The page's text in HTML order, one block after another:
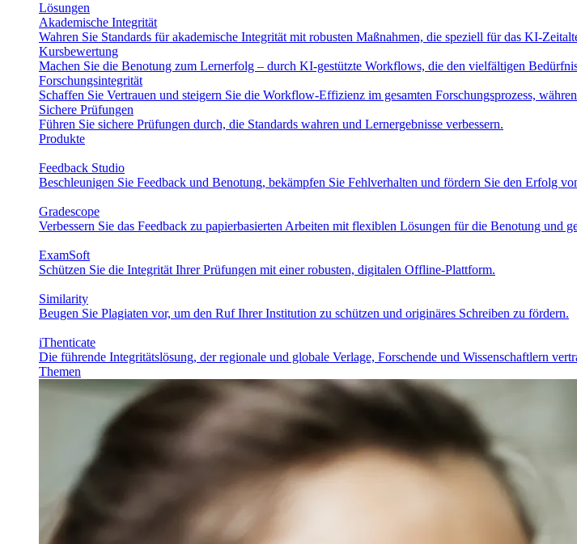
Lösungen
Akademische Integrität
Wahren Sie Standards für akademische Integrität mit robusten Maßnahmen, die speziell für das KI-
Kursbewertung
Machen Sie die Benotung zum Lernerfolg – durch KI-gestützte Workflows, die den vielfältigen
Forschungsintegrität
Schaffen Sie Vertrauen und steigern Sie die Workflow-Effizienz im gesamten Forschungsprozess,
Sichere Prüfungen
Führen Sie sichere Prüfungen durch, die Standards wahren und Lernergebnisse verbessern.
Produkte
Feedback Studio
Beschleunigen Sie Feedback und Benotung, bekämpfen Sie Fehlverhalten und fördern Sie den Erfolg
Gradescope
Verbessern Sie das Feedback zu papierbasierten Arbeiten mit flexiblen Lösungen für die Benotung und
ExamSoft
Schützen Sie die Integrität Ihrer Prüfungen mit einer robusten, digitalen Offline-Plattform.
Similarity
Beugen Sie Plagiaten vor, um den Ruf Ihrer Institution zu schützen und originäres Schreiben zu fördern.
iThenticate
Die führende Integritätslösung, der regionale und globale Verlage, Forschende und Wissenschaftlern
Themen